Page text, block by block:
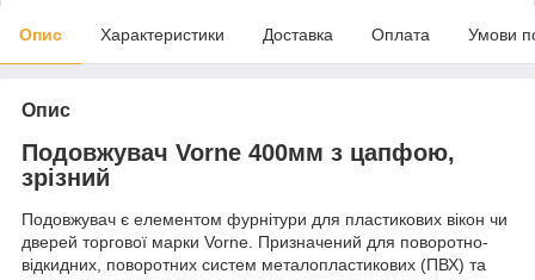
Опис Характеристики Доставка Оплата Умови
Опис
Подовжувач Vorne 400мм з цапфою,
зрізний
Подовжувач є елементом фурнітури для пластикових вікон чи
дверей торгової марки Vorne. Призначений для поворотно-
відкидних, поворотних систем металопластикових (ПВХ) та